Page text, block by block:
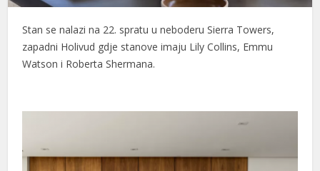
Stan se nalazi na 22. spratu u neboderu Sierra Towers,
zapadni Holivud gdje stanove imaju Lily Collins, Emmu
Watson i Roberta Shermana.